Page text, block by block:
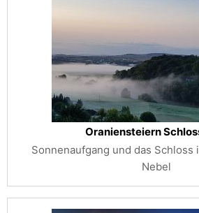
Oraniensteiern
Sonnenaufgang und das Schloss
Nebel